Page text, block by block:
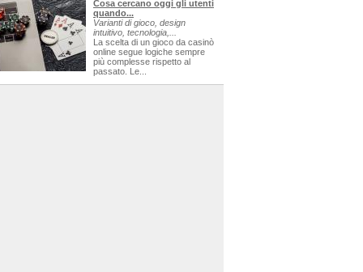
Cosa cercano oggi gli utenti
quando...
Varianti di gioco, design
intuitivo, tecnologia,...
La scelta di un gioco da casinò
online segue logiche sempre
più complesse rispetto al
passato. Le...